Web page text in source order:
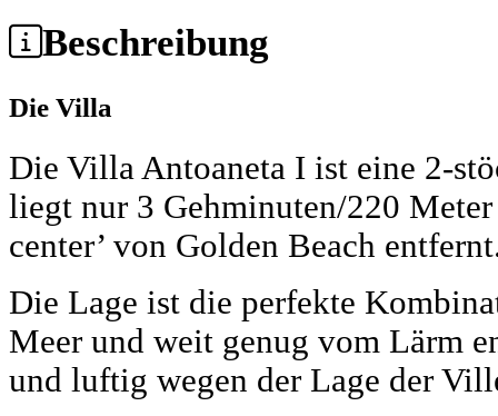
Beschreibung
Die Villa
Die Villa Antoaneta I ist eine 2-
liegt nur 3 Gehminuten/220
center’ von Golden Beach
Die Lage ist die perfekte
Meer und weit genug vom Lärm
und luftig wegen der Lage der